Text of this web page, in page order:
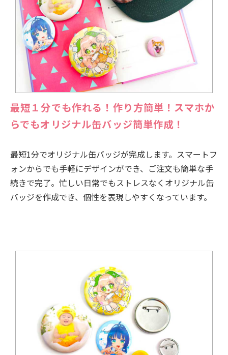
最短１分でも作れる！作り方簡単！スマホか
らでもオリジナル缶バッジ簡単作成！
最短1分でオリジナル缶バッジが完成します。スマートフ
ォンからでも手軽にデザインができ、ご注文も簡単な手
続きで完了。忙しい日常でもストレスなくオリジナル缶
バッジを作成でき、個性を表現しやすくなっています。